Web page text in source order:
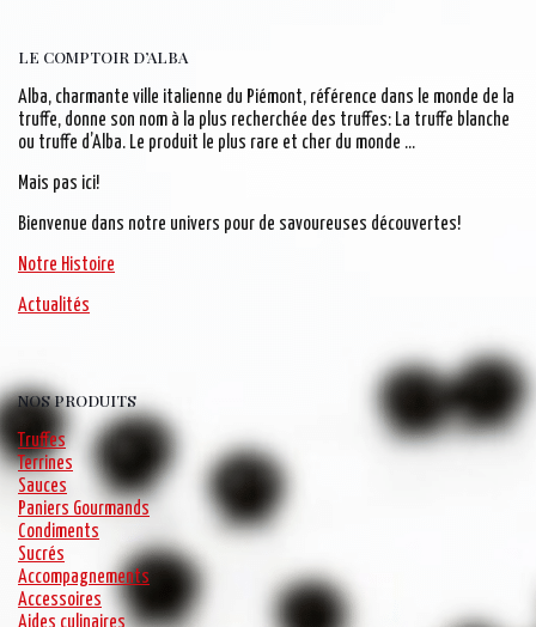
LE COMPTOIR D’ALBA
Alba, charmante ville italienne du Piémont, référence dans le monde de la
truffe, donne son nom à la plus recherchée des truffes: La truffe blanche
ou truffe d’Alba. Le produit le plus rare et cher du monde …
Mais pas ici!
Bienvenue dans notre univers pour de savoureuses découvertes!
Notre Histoire
Actualités
NOS PRODUITS
Truffes
Terrines
Sauces
Paniers Gourmands
Condiments
Sucrés
Accompagnements
Accessoires
Aides culinaires